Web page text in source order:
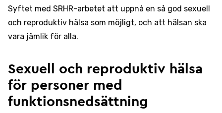
Syftet med SRHR-arbetet att uppnå en så god sexuell
och reproduktiv hälsa som möjligt, och att hälsan ska
vara jämlik för alla.
Sexuell och reproduktiv hälsa
för personer med
funktionsnedsättning